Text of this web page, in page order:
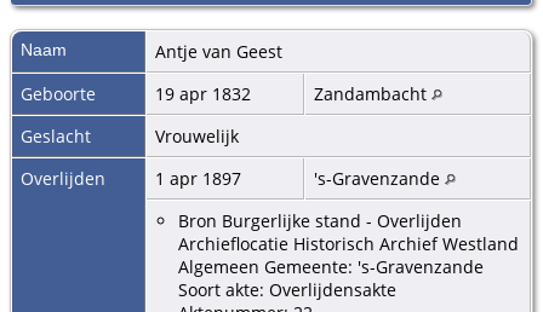
Naam Antje van Geest
Geboorte
19 apr 1832
Zandambacht
Geslacht
Vrouwelijk
Overlijden
1 apr 1897
's-Gravenzande
Bron Burgerlijke stand - Overlijden
Archieflocatie Historisch Archief Westland
Algemeen Gemeente: 's-Gravenzande
Soort akte: Overlijdensakte